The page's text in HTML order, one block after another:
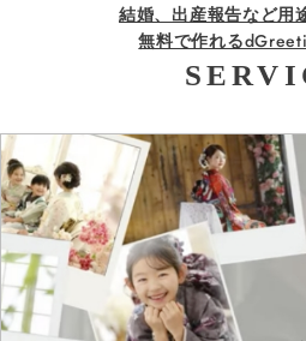
結婚、出産報告など用
無料で作れる